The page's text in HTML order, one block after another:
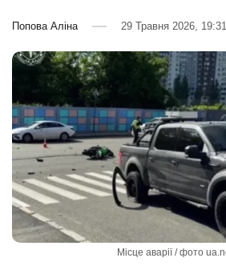
Попова Аліна 29 Травня 2026, 19:31
Місце аварії / фото